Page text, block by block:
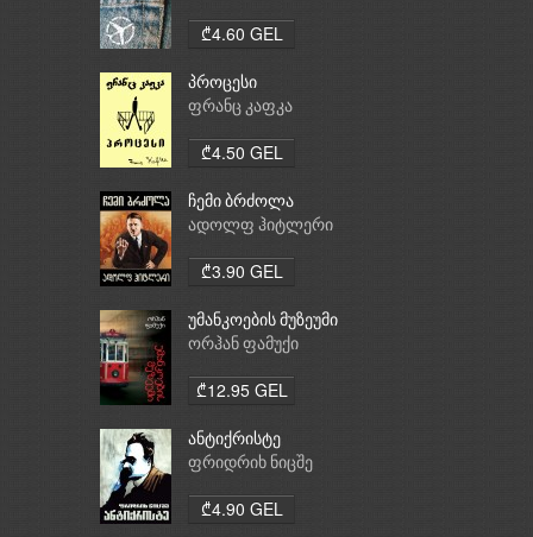
₾4.60 GEL
პროცესი
ფრანც კაფკა
₾4.50 GEL
ჩემი ბრძოლა
ადოლფ ჰიტლერი
₾3.90 GEL
უმანკოების მუზეუმი
ორჰან ფამუქი
₾12.95 GEL
ანტიქრისტე
ფრიდრიხ ნიცშე
₾4.90 GEL